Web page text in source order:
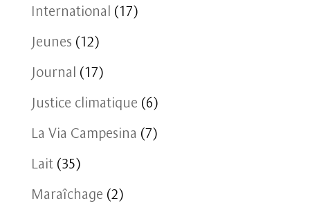
International (17)
Jeunes (12)
Journal (17)
Justice climatique (6)
La Via Campesina (7)
Lait (35)
Maraîchage (2)